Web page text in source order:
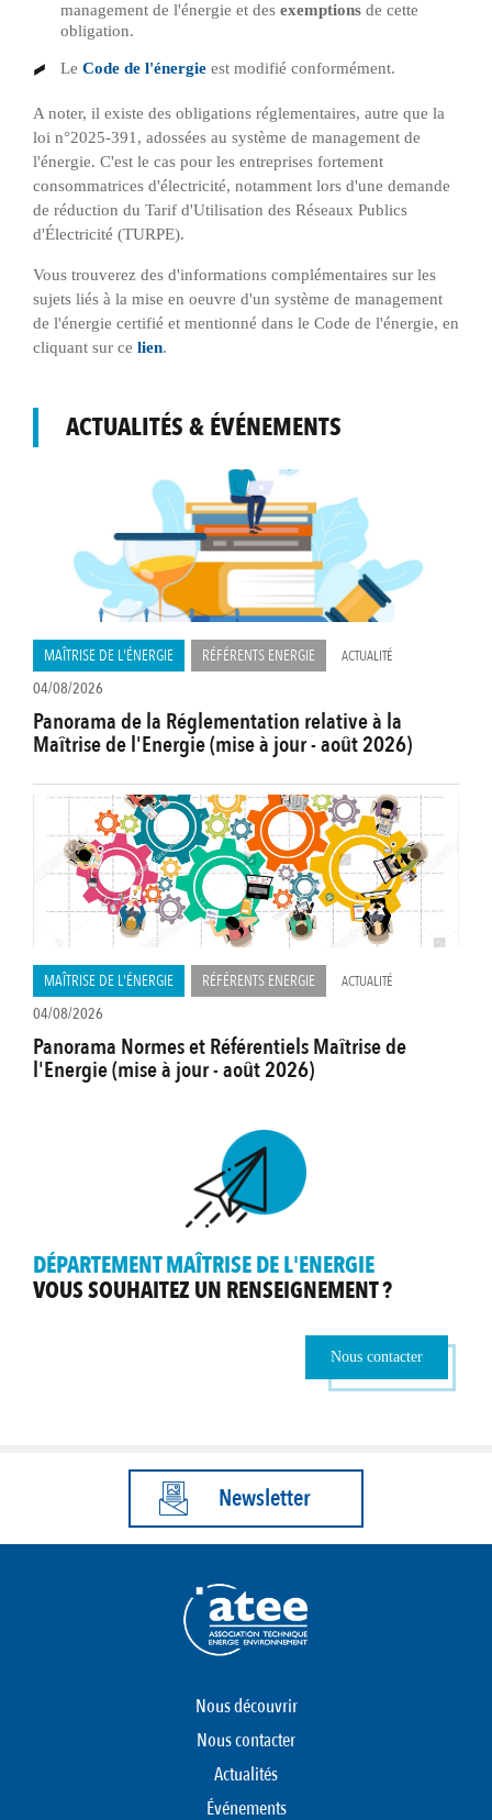
management de l'énergie et des exemptionsde cette
obligation.
Le Code de l'énergieest modifié conformément.
A noter, il existe des obligations réglementaires, autre que la
loi n°2025-391, adossées au système de management de
l'énergie. C'est le cas pour les entreprises fortement
consommatrices d'électricité, notamment lors d'une demande
de réduction du Tarif d'Utilisation des Réseaux Publics
d'Électricité (TURPE).
Vous trouverez des d'informations complémentaires sur les
sujets liés à la mise en oeuvre d'un système de management
de l'énergie certifié et mentionné dans le Code de l'énergie, en
cliquant sur ce lien.
ACTUALITÉS & ÉVÉNEMENTS
MAÎTRISE DE L'ÉNERGIE RÉFÉRENTS ENERGIE ACTUALITÉ
04/08/2026
Panorama de la Réglementation relative à la
Maîtrise de l'Energie (mise à jour - août 2026)
MAÎTRISE DE L'ÉNERGIE RÉFÉRENTS ENERGIE ACTUALITÉ
04/08/2026
Panorama Normes et Référentiels Maîtrise de
l'Energie (mise à jour - août 2026)
DÉPARTEMENT MAÎTRISE DE L'ENERGIE
VOUS SOUHAITEZ UN RENSEIGNEMENT ?
Nous contacter
Newsletter
Nous découvrir
Nous contacter
Actualités
Événements